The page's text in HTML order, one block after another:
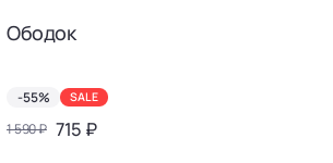
Ободок
-55% SALE
1 590 ₽ 715 ₽